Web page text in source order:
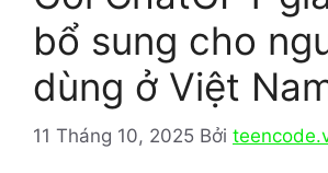
bổ sung cho
dùng ở Việt
11 Tháng 10, 2025 Bởi